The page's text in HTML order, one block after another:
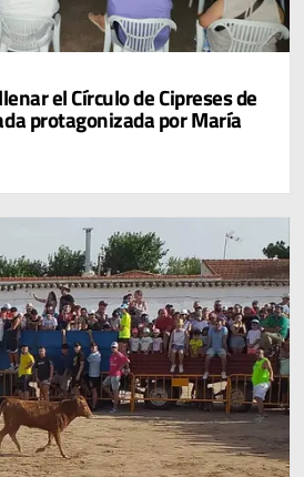
el Círculo de Cipreses de
protagonizada por María